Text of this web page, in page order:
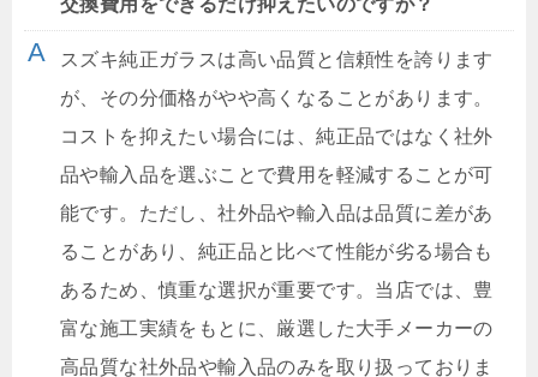
交換費用をできるだけ抑えたいのですが？
スズキ純正ガラスは高い品質と信頼性を誇ります
が、その分価格がやや高くなることがあります。
コストを抑えたい場合には、純正品ではなく社外
品や輸入品を選ぶことで費用を軽減することが可
能です。ただし、社外品や輸入品は品質に差があ
ることがあり、純正品と比べて性能が劣る場合も
あるため、慎重な選択が重要です。当店では、豊
富な施工実績をもとに、厳選した大手メーカーの
高品質な社外品や輸入品のみを取り扱っておりま